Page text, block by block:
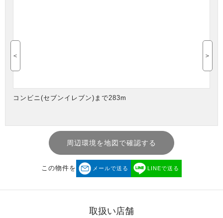
コンビニ(セブンイレブン)まで283m
＜ ＞
周辺環境を地図で確認する
この物件を メールで送る LINEで送る
取扱い店舗